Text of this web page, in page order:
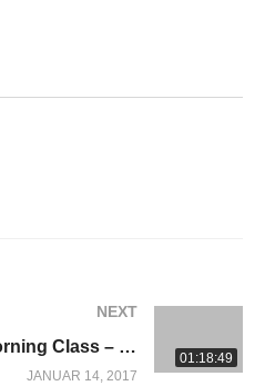
01:18:49
NEXT
Brahma Baba Sakar – Morning Class – 1965
JANUAR 14, 2017